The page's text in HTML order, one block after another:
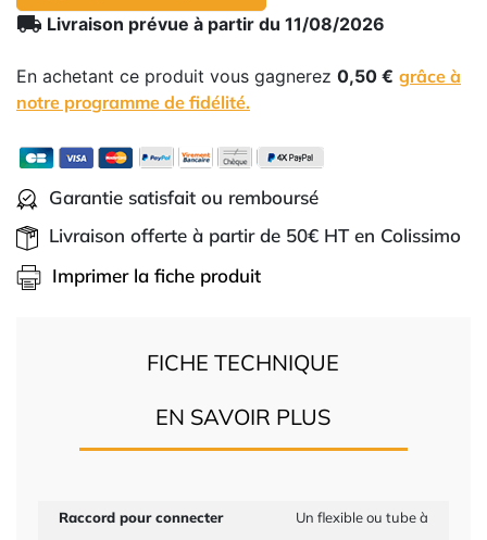
local_shipping Livraison prévue à partir du 11/08/2026
En achetant ce produit vous gagnerez 0,50 € grâce à
notre programme de fidélité.
Garantie satisfait ou remboursé
Livraison offerte à partir de 50€ HT en Colissimo
Imprimer la fiche produit
FICHE TECHNIQUE
EN SAVOIR PLUS
Raccord pour connecter
Un flexible ou tube à